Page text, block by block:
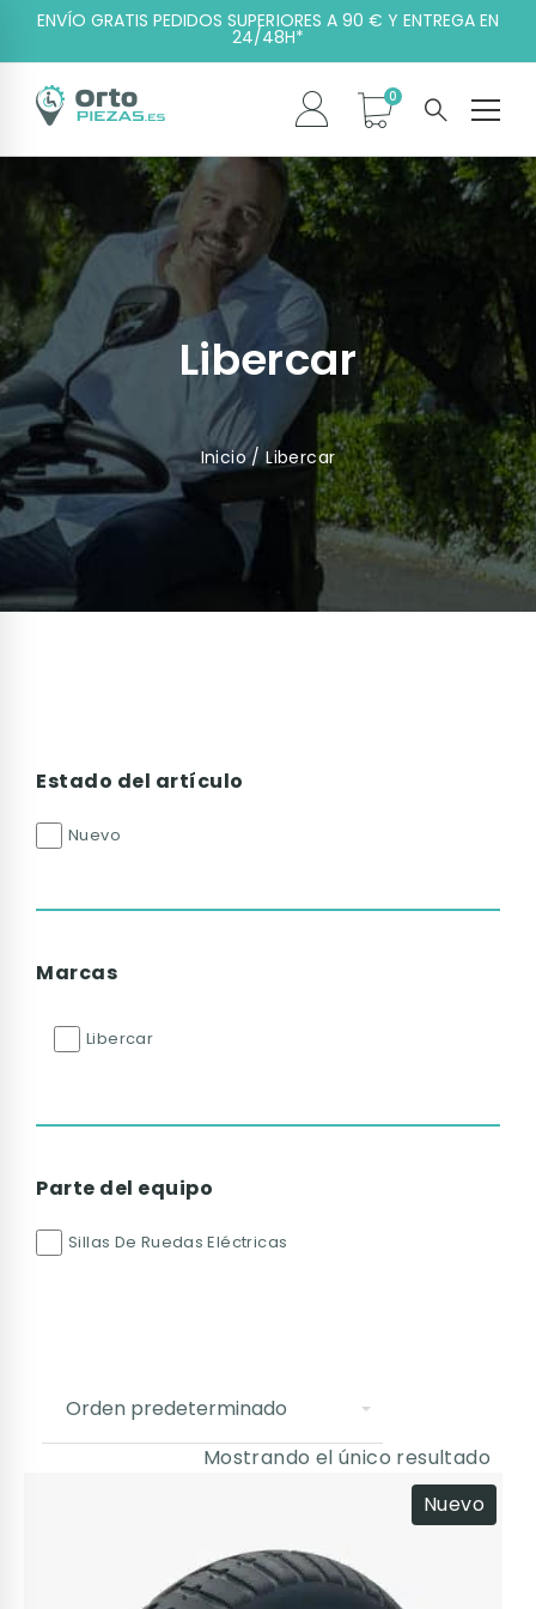
ENVÍO GRATIS PEDIDOS SUPERIORES A 90 € Y ENTREGA EN
24/48H*
Libercar
Inicio/ Libercar
Estado del artículo
Nuevo
Marcas
Libercar
Parte del equipo
Sillas De Ruedas Eléctricas
Mostrando el único resultado
Nuevo